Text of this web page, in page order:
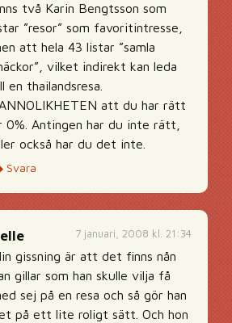
två Karin Bengtsson som
”resor” som favoritintresse,
att hela 43 listar ”samla
vilket indirekt kan leda
en thailandsresa.
att du har rätt
0%. Antingen har du inte rätt,
också har du det inte.
Svara
7 januari, 2008 kl. 21:34
gissning är att det finns nån
gillar som han skulle vilja få
sej på en resa och så gör han
på ett lite roligt sätt. Och hon